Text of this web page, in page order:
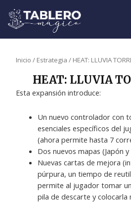
contenido
Inicio / Estrategia / HEAT: LLUVIA
HEAT: LLUVIA
Esta expansión introduce:
Un nuevo controlador con
esenciales específicos del
(ahora permite hasta 7
Dos nuevos mapas (Japón
Nuevas cartas de mejora
púrpura, un tiempo de
permite al jugador tomar
pila de descarte y colocarla